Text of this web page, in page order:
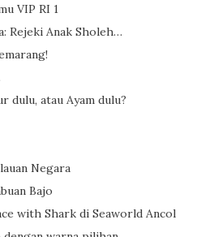
VIP RI 1
Rejeki Anak Sholeh…
dulu, atau Ayam dulu?
Negara
Bajo
with Shark di Seaworld Ancol